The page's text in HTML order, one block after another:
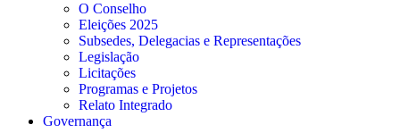
O Conselho
Eleições 2025
Subsedes, Delegacias e Representações
Legislação
Licitações
Programas e Projetos
Relato Integrado
Governança